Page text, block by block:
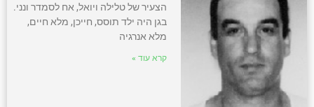
הצעיר של טלילה ויואל, אח לסמדר ונני.
בגן היה ילד תוסס, חייכן, מלא חיים,
מלא אנרגיה
קרא עוד »